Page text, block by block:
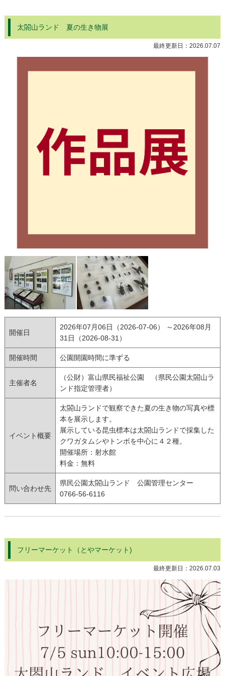
太閤山ランド 夏の生き物展
最終更新日：2026.07.07
開催日
2026年07月06日（2026-07-06） ～2026年08月
31日（2026-08-31）
開催時間 公園開園時間に準ずる
主催者名
（公財）富山県民福祉公園 （県民公園太閤山ラ
ンド指定管理者）
イベント概要
太閤山ランドで観察できた夏の生き物の写真や標
本を展示します。
展示している昆虫標本は太閤山ランドで採集した
クワガタムシやトンボを中心に４２種。
開催場所：射水館
料金：無料
問い合わせ先
県民公園太閤山ランド 公園管理センター
0766-56-6116
フリーマーケット（とやマーケット)
最終更新日：2026.07.03